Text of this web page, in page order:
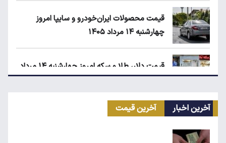
قیمت محصولات ایران‌خودرو و سایپا امروز
چهارشنبه ۱۴ مرداد ۱۴۰۵
قیمت دلار، طلا و سکه امروز چهارشنبه ۱۴ مرداد
۱۴۰۵
انتقال سهمیه بنزین خودروها به کارت بانکی تا
آخرین اخبار آخرین قیمت